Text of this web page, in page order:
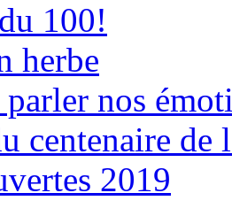
100!
herbe
nos
centenaire de
2019